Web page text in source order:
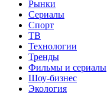
Рынки
Сериалы
Спорт
ТВ
Технологии
Тренды
Фильмы и сериалы
Шоу-бизнес
Экология